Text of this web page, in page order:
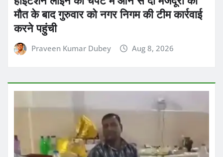
मौत के बाद गुरुवार को नगर निगम की टीम कार्रवाई
करने पहुंची
Praveen Kumar Dubey Aug 8, 2026